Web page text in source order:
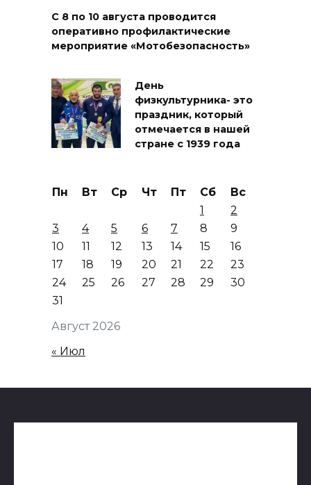
С 8 по 10 августа проводится
оперативно профилактические
мероприятие «Мотобезопасность»
День
физкультурника- это
праздник, который
отмечается в нашей
стране с 1939 года
Август 2026
Пн Вт Ср Чт Пт Сб
Вс
1
2
3
4 5 6 7 8
9
10
11 12 13 14 15
16
17
18 19 20 21 22
23
24
25 26 27 28 29
30
31
« Июл